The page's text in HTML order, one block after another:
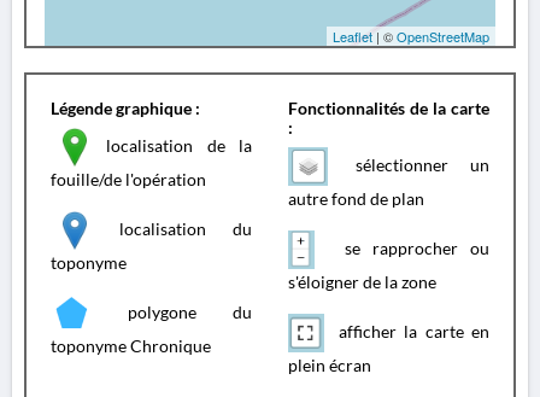
Leaflet| ©OpenStreetMap
Légende graphique :
localisation de la
fouille/de l'opération
localisation du
toponyme
polygone du
toponyme Chronique
Fonctionnalités de la carte
:
sélectionner un
autre fond de plan
se rapprocher ou
s'éloigner de la zone
afficher la carte en
plein écran